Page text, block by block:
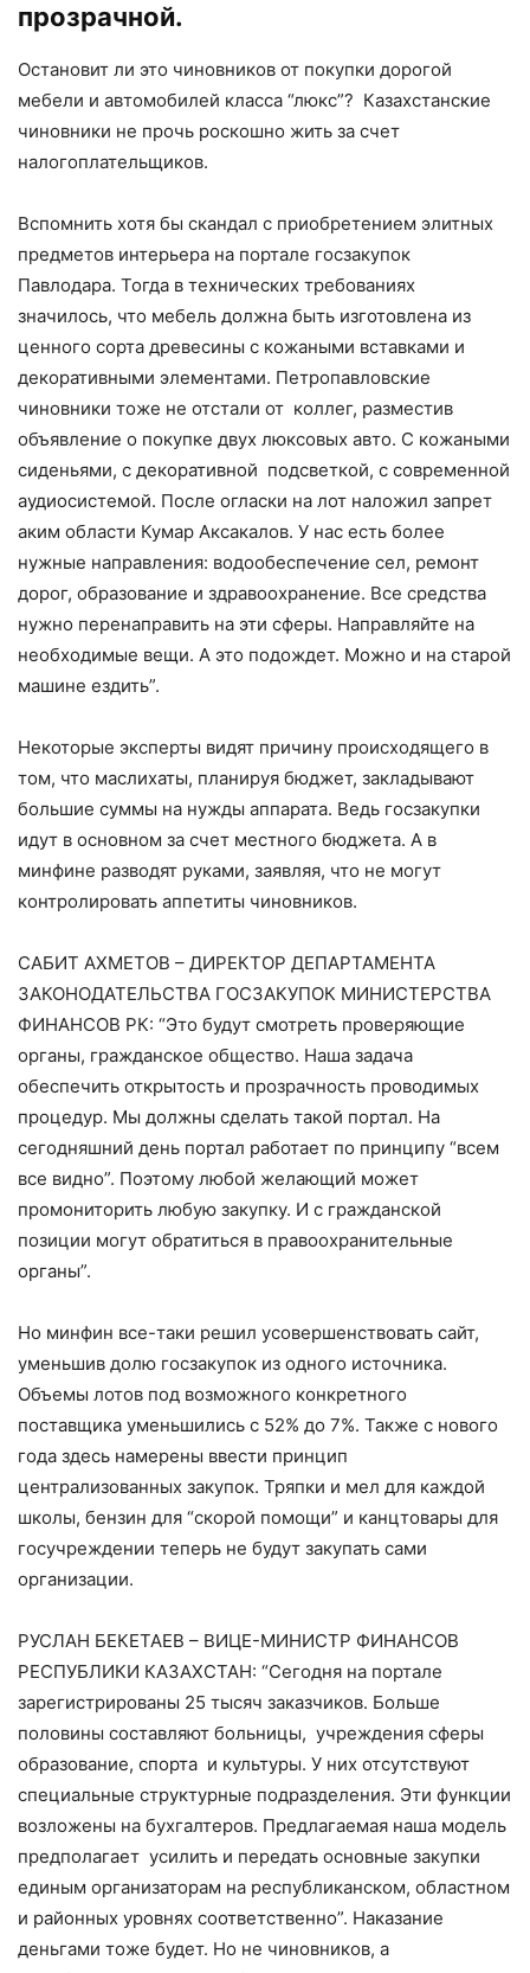
прозрачной.
Остановит ли это чиновников от покупки дорогой
мебели и автомобилей класса “люкс”? Казахстанские
чиновники не прочь роскошно жить за счет
налогоплательщиков.
Вспомнить хотя бы скандал с приобретением элитных
предметов интерьера на портале госзакупок
Павлодара. Тогда в технических требованиях
значилось, что мебель должна быть изготовлена из
ценного сорта древесины с кожаными вставками и
декоративными элементами. Петропавловские
чиновники тоже не отстали от коллег, разместив
объявление о покупке двух люксовых авто. С кожаными
сиденьями, с декоративной подсветкой, с современной
аудиосистемой. После огласки на лот наложил запрет
аким области Кумар Аксакалов. У нас есть более
нужные направления: водообеспечение сел, ремонт
дорог, образование и здравоохранение. Все средства
нужно перенаправить на эти сферы. Направляйте на
необходимые вещи. А это подождет. Можно и на старой
машине ездить”.
Некоторые эксперты видят причину происходящего в
том, что маслихаты, планируя бюджет, закладывают
большие суммы на нужды аппарата. Ведь госзакупки
идут в основном за счет местного бюджета. А в
минфине разводят руками, заявляя, что не могут
контролировать аппетиты чиновников.
САБИТ АХМЕТОВ – ДИРЕКТОР ДЕПАРТАМЕНТА
ЗАКОНОДАТЕЛЬСТВА ГОСЗАКУПОК МИНИСТЕРСТВА
ФИНАНСОВ РК: “Это будут смотреть проверяющие
органы, гражданское общество. Наша задача
обеспечить открытость и прозрачность проводимых
процедур. Мы должны сделать такой портал. На
сегодняшний день портал работает по принципу “всем
все видно”. Поэтому любой желающий может
промониторить любую закупку. И с гражданской
позиции могут обратиться в правоохранительные
органы”.
Но минфин все-таки решил усовершенствовать сайт,
уменьшив долю госзакупок из одного источника.
Объемы лотов под возможного конкретного
поставщика уменьшились с 52% до 7%. Также с нового
года здесь намерены ввести принцип
централизованных закупок. Тряпки и мел для каждой
школы, бензин для “скорой помощи” и канцтовары для
госучреждении теперь не будут закупать сами
организации.
РУСЛАН БЕКЕТАЕВ – ВИЦЕ-МИНИСТР ФИНАНСОВ
РЕСПУБЛИКИ КАЗАХСТАН: “Сегодня на портале
зарегистрированы 25 тысяч заказчиков. Больше
половины составляют больницы, учреждения сферы
образование, спорта и культуры. У них отсутствуют
специальные структурные подразделения. Эти функции
возложены на бухгалтеров. Предлагаемая наша модель
предполагает усилить и передать основные закупки
единым организаторам на республиканском, областном
и районных уровнях соответственно”. Наказание
деньгами тоже будет. Но не чиновников, а